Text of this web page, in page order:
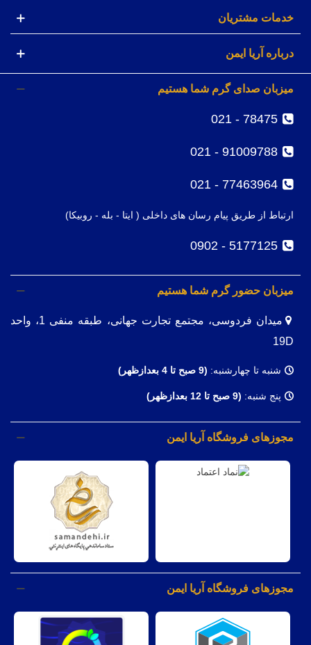
خدمات مشتریان
درباره آریا ایمن
میزبان صدای گرم شما هستیم
78475 - 021
91009788 - 021
77463964 - 021
ارتباط از طریق پیام رسان های داخلی ( ایتا - بله - روبیکا)
5177125 - 0902
میزبان حضور گرم شما هستیم
میدان فردوسی، مجتمع تجارت جهانی، طبقه منفی 1، واحد
19D
شنبه تا چهارشنبه: (9 صبح تا 4 بعدازظهر)
پنج شنبه: (9 صبح تا 12 بعدازظهر)
مجوزهای فروشگاه آریا ایمن
مجوزهای فروشگاه آریا ایمن